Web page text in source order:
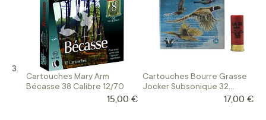
Cartouches Mary Arm
Bécasse 38 Calibre 12/70
15,00 €
Cartouches Bourre Grasse
Jocker Subsonique 32
17,00 €